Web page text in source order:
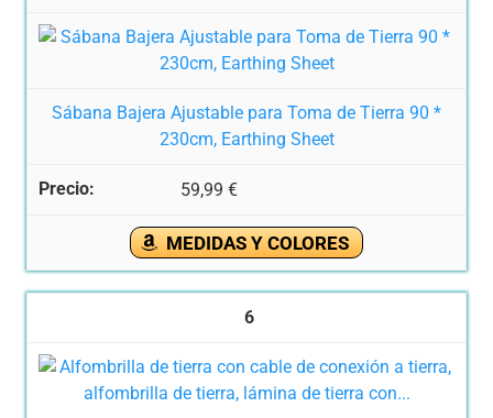
Sábana Bajera Ajustable para Toma de Tierra 90 *
230cm, Earthing Sheet
59,99 €
MEDIDAS Y COLORES
6